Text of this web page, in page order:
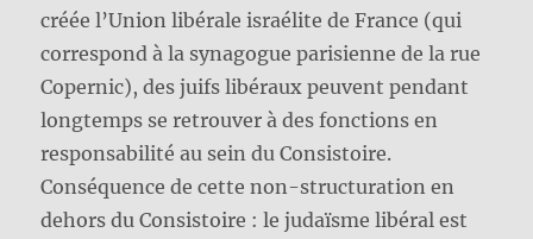
créée l’Union libérale israélite de France (qui
correspond à la synagogue parisienne de la rue
Copernic), des juifs libéraux peuvent pendant
longtemps se retrouver à des fonctions en
responsabilité au sein du Consistoire.
Conséquence de cette non-structuration en
dehors du Consistoire : le judaïsme libéral est